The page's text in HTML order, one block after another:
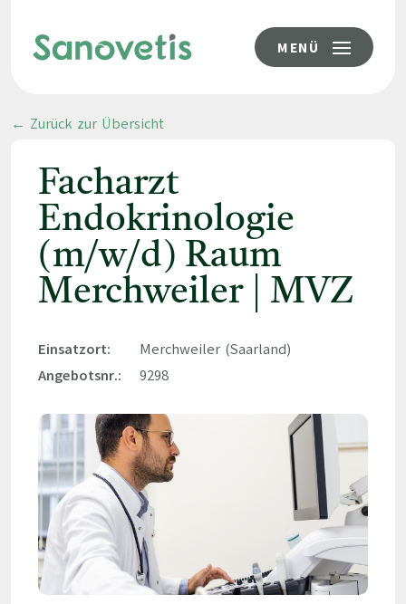
MENÜ
← Zurück zur Übersicht
Facharzt
Endokrinologie
(m/w/d) Raum
Merchweiler | MVZ
Einsatzort:
Merchweiler (Saarland)
Angebotsnr.:
9298